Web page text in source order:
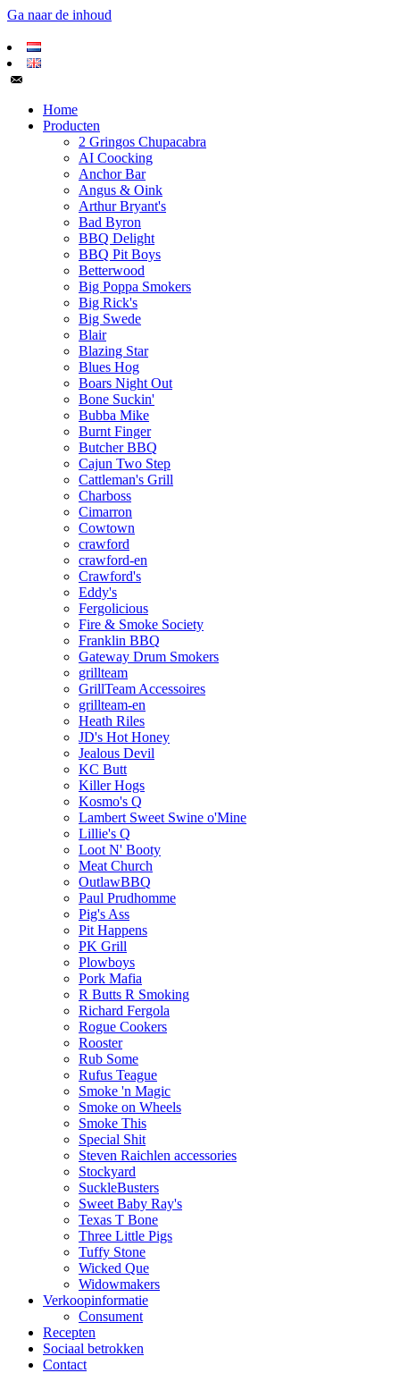
Ga naar de inhoud
Home
Producten
2 Gringos Chupacabra
AI Coocking
Anchor Bar
Angus & Oink
Arthur Bryant's
Bad Byron
BBQ Delight
BBQ Pit Boys
Betterwood
Big Poppa Smokers
Big Rick's
Big Swede
Blair
Blazing Star
Blues Hog
Boars Night Out
Bone Suckin'
Bubba Mike
Burnt Finger
Butcher BBQ
Cajun Two Step
Cattleman's Grill
Charboss
Cimarron
Cowtown
crawford
crawford-en
Crawford's
Eddy's
Fergolicious
Fire & Smoke Society
Franklin BBQ
Gateway Drum Smokers
grillteam
GrillTeam Accessoires
grillteam-en
Heath Riles
JD's Hot Honey
Jealous Devil
KC Butt
Killer Hogs
Kosmo's Q
Lambert Sweet Swine o'Mine
Lillie's Q
Loot N' Booty
Meat Church
OutlawBBQ
Paul Prudhomme
Pig's Ass
Pit Happens
PK Grill
Plowboys
Pork Mafia
R Butts R Smoking
Richard Fergola
Rogue Cookers
Rooster
Rub Some
Rufus Teague
Smoke 'n Magic
Smoke on Wheels
Smoke This
Special Shit
Steven Raichlen accessories
Stockyard
SuckleBusters
Sweet Baby Ray's
Texas T Bone
Three Little Pigs
Tuffy Stone
Wicked Que
Widowmakers
Verkoopinformatie
Consument
Recepten
Sociaal betrokken
Contact